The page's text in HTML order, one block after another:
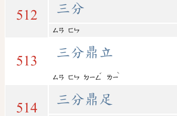
512 三分
ㄙㄢ ㄈㄣ
513
三分鼎立
ㄙㄢ ㄈㄣ ㄉㄧㄥ
ˇ
ㄌㄧ
ˋ
514
三分鼎足